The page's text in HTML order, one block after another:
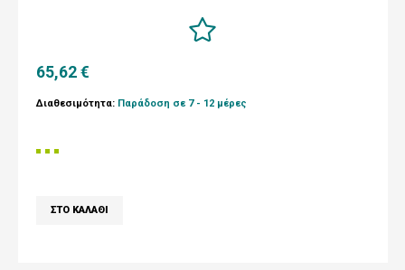
65,62 €
Διαθεσιμότητα: Παράδοση σε 7 - 12 μέρες